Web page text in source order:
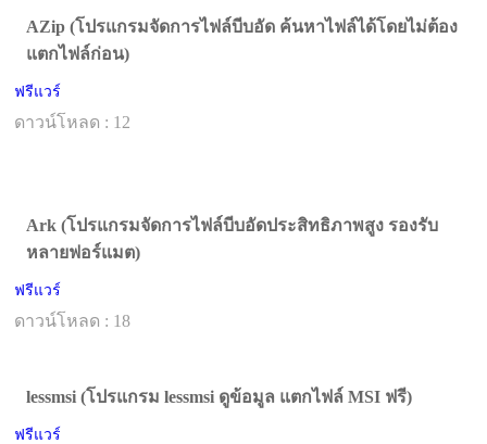
AZip (โปรแกรมจัดการไฟล์บีบอัด ค้นหาไฟล์ได้โดยไม่ต้อง
แตกไฟล์ก่อน)
ฟรีแวร์
ดาวน์โหลด : 12
Ark (โปรแกรมจัดการไฟล์บีบอัดประสิทธิภาพสูง รองรับ
หลายฟอร์แมต)
ฟรีแวร์
ดาวน์โหลด : 18
lessmsi (โปรแกรม lessmsi ดูข้อมูล แตกไฟล์ MSI ฟรี)
ฟรีแวร์